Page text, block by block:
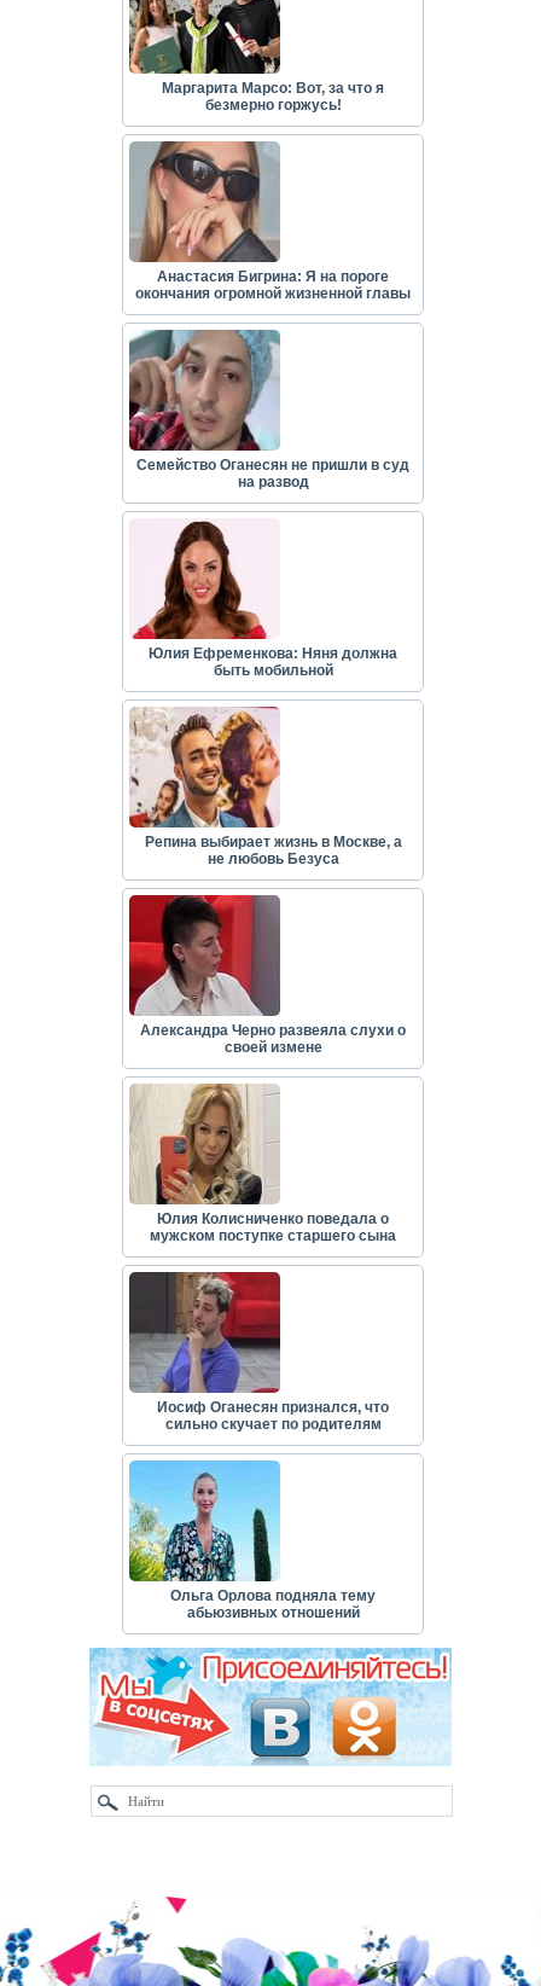
Маргарита Марсо: Вот, за что я
безмерно горжусь!
Анастасия Бигрина: Я на пороге
окончания огромной жизненной главы
Семейство Оганесян не пришли в суд
на развод
Юлия Ефременкова: Няня должна
быть мобильной
Репина выбирает жизнь в Москве, а
не любовь Безуса
Александра Черно развеяла слухи о
своей измене
Юлия Колисниченко поведала о
мужском поступке старшего сына
Иосиф Оганесян признался, что
сильно скучает по родителям
Ольга Орлова подняла тему
абьюзивных отношений